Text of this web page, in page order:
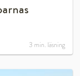
3 min. läsning